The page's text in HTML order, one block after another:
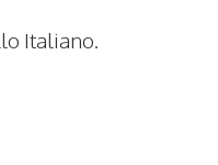
Italiano.